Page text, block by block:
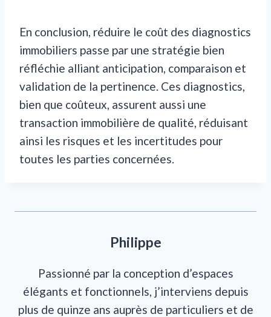
En conclusion, réduire le coût des diagnostics
immobiliers passe par une stratégie bien
réfléchie alliant anticipation, comparaison et
validation de la pertinence. Ces diagnostics,
bien que coûteux, assurent aussi une
transaction immobilière de qualité, réduisant
ainsi les risques et les incertitudes pour
toutes les parties concernées.
Philippe
Passionné par la conception d’espaces
élégants et fonctionnels, j’interviens depuis
plus de quinze ans auprès de particuliers et de